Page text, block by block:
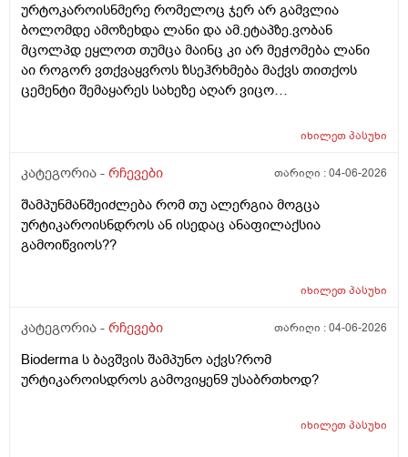
ურტოკაროისნმერე რომელოც ჯერ არ გამვლია
ბოლომდე ამოზეხდა ლანი და ამ.ეტაპზე.ვობან
მცოლპდ ეყლოთ თუმცა მაინც კი არ მეჭომება ლანი
აი როგორ ვთქვაყვროს ზსეჰრხმება მაქვს თითქოს
ცემენტი შემაყარეს სახეზე აღარ ვიცო
წვალებაშო..სულ ბავშობიდან დღემდე ალისა საპონს
2036წელს.ვეღარ ბხმღობ.მცპლპდნეყალოც კი ესეთ
დამატენოანებელო ვერ მშველოს.პოროს დაბანოს
მერე 4ჯერ ვისმევ პატარა პატარა შიალედებში
ბიბჩენის დამცავ გვირილოს კრემს პანთენოლოთ რომ
უკბე არადა ჭიჭყიანია ხომ არ ვივლი.ჯერ წულოთ
ტამზე არვარ ასე.წყლოთაც კი ჩიმი წვაც მაქ აქა ოქ
სახეზე წამოერად.ბუნჩენსაც ბავშობიდან ვხმარობ
იხილეთპასუხი
კატეგორია - რჩევები თარიღი :04-06-2026
შამპუნმანშეიძლება რომ თუ ალერგია მოგცა
ურტიკაროისნდროს ან ისედაც ანაფილაქსია
გამოიწვიოს??
იხილეთპასუხი
კატეგორია - რჩევები თარიღი :04-06-2026
Bioderma ს ბავშვის შამპუნო აქვს?რომ
ურტიკაროისდროს გამოვიყენ9 უსაბრთხოდ?
იხილეთპასუხი